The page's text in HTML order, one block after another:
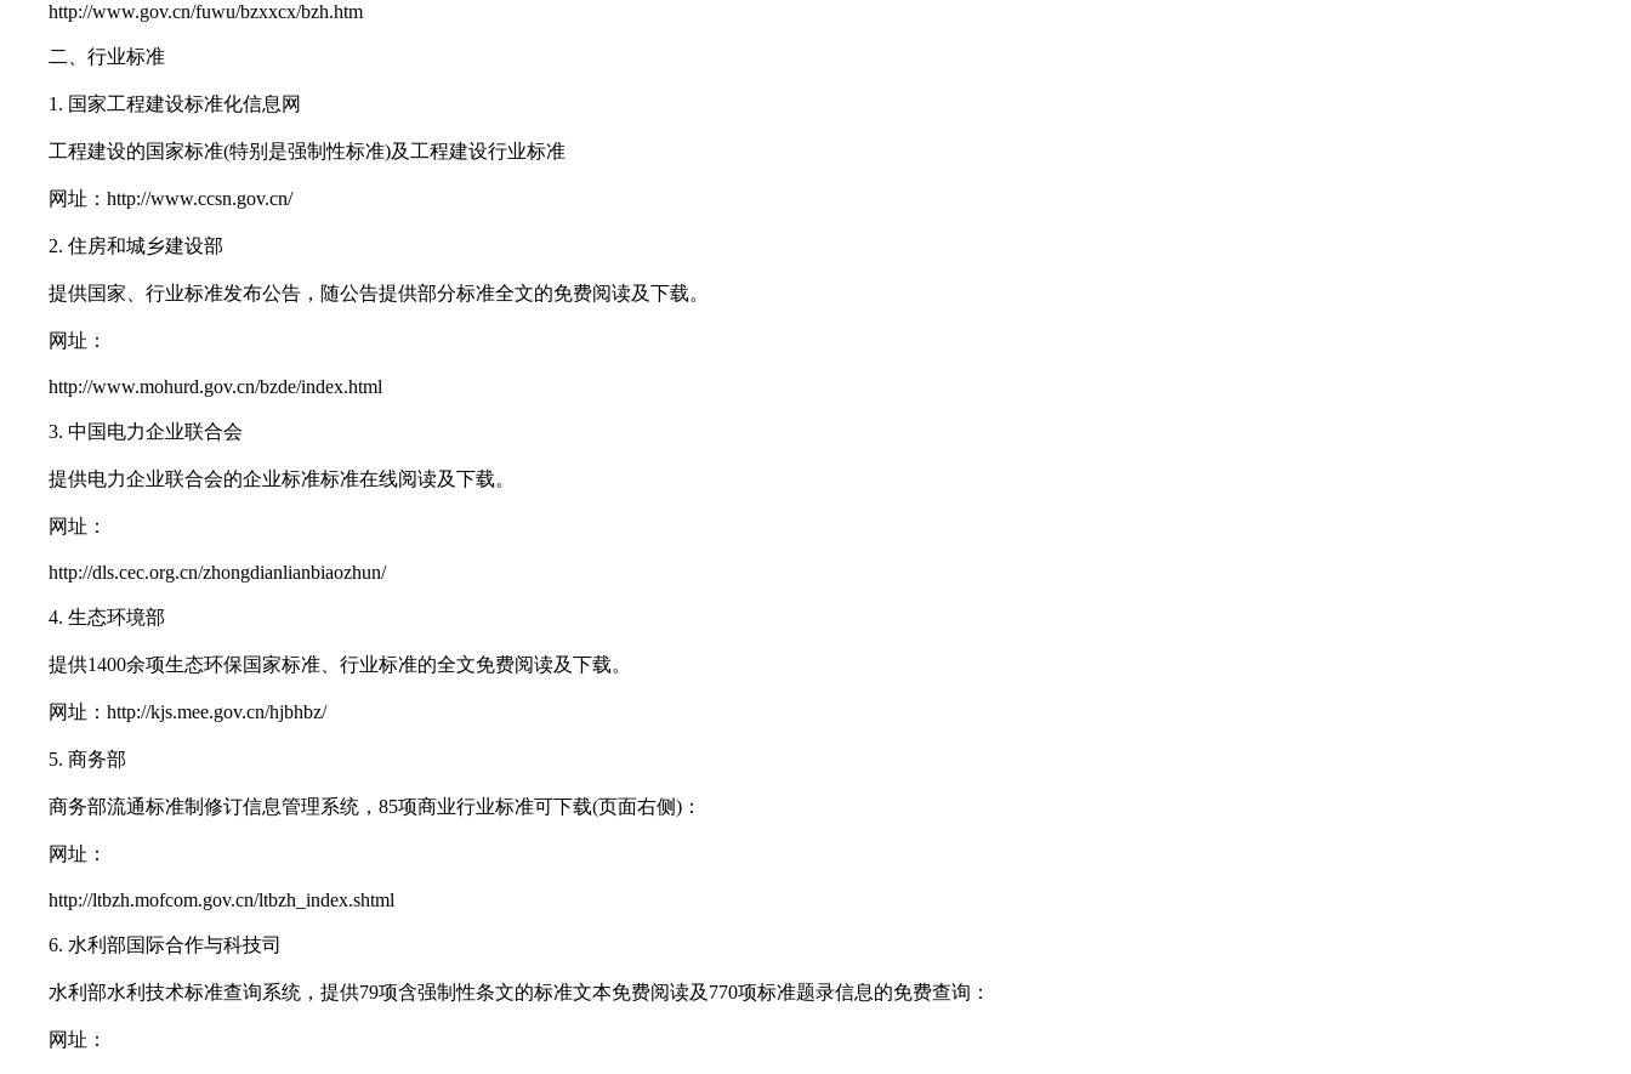
http://www.gov.cn/fuwu/bzxxcx/bzh.htm
二、行业标准
1. 国家工程建设标准化信息网
工程建设的国家标准(特别是强制性标准)及工程建设行业标准
网址：http://www.ccsn.gov.cn/
2. 住房和城乡建设部
提供国家、行业标准发布公告，随公告提供部分标准全文的免费阅读及下载。
网址：
http://www.mohurd.gov.cn/bzde/index.html
3. 中国电力企业联合会
提供电力企业联合会的企业标准标准在线阅读及下载。
网址：
http://dls.cec.org.cn/zhongdianlianbiaozhun/
4. 生态环境部
提供1400余项生态环保国家标准、行业标准的全文免费阅读及下载。
网址：http://kjs.mee.gov.cn/hjbhbz/
5. 商务部
商务部流通标准制修订信息管理系统，85项商业行业标准可下载(页面右侧)：
网址：
http://ltbzh.mofcom.gov.cn/ltbzh_index.shtml
6. 水利部国际合作与科技司
水利部水利技术标准查询系统，提供79项含强制性条文的标准文本免费阅读及770项标准题录信息的免费查询：
网址：